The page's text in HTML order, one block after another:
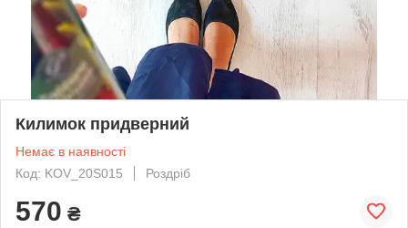
Килимок придверний
Немає в наявності
Код: KOV_20S015
Роздріб
570 ₴